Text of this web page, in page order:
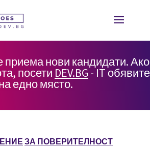
приема нови кандидати. Ако
посети DEV.BG - IT обявите
едно място.
ЗА ПОВЕРИТЕЛНОСТ